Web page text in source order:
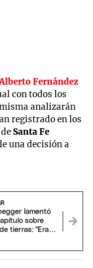
Fernández
con todos los
analizarán
registrado en los
Santa Fe
una decisión a
lamentó
sobre
tierras: "Era la